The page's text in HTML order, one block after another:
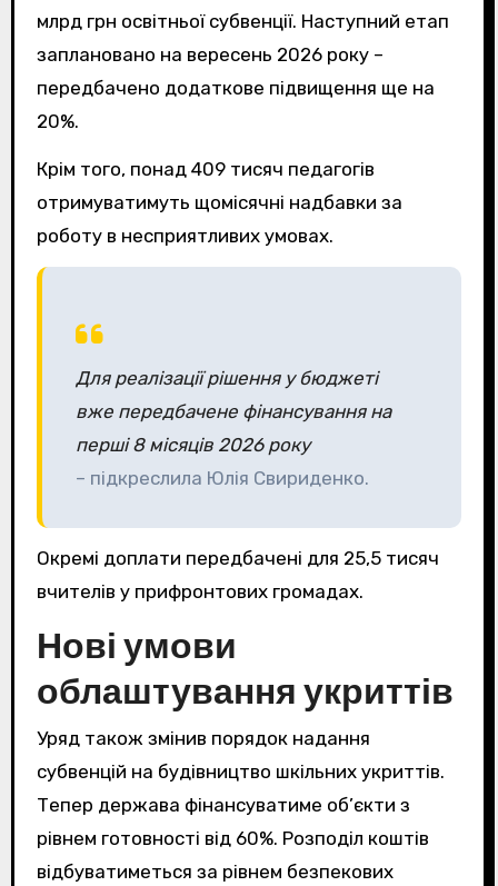
млрд грн освітньої субвенції. Наступний етап
заплановано на вересень 2026 року –
передбачено додаткове підвищення ще на
20%.
Крім того, понад 409 тисяч педагогів
отримуватимуть щомісячні надбавки за
роботу в несприятливих умовах.
Для реалізації рішення у бюджеті
вже передбачене фінансування на
перші 8 місяців 2026 року
– підкреслила Юлія Свириденко.
Окремі доплати передбачені для 25,5 тисяч
вчителів у прифронтових громадах.
Нові умови
облаштування укриттів
Уряд також змінив порядок надання
субвенцій на будівництво шкільних укриттів.
Тепер держава фінансуватиме об’єкти з
рівнем готовності від 60%. Розподіл коштів
відбуватиметься за рівнем безпекових